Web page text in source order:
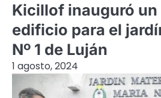
Kicillof inauguró un
edificio para el
Nº 1 de Luján
1 agosto, 2024